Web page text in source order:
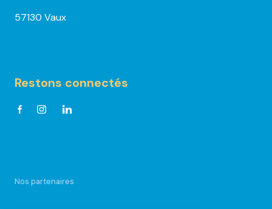
57130 Vaux
Restons connectés
Nos partenaires